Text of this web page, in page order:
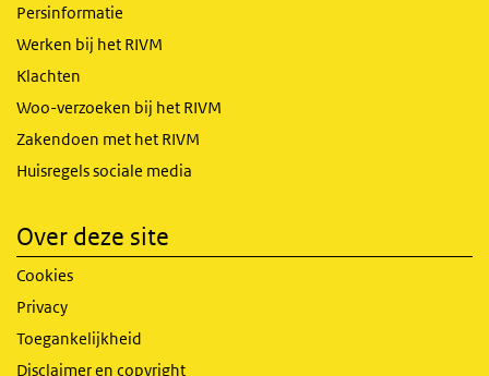
Persinformatie
Werken bij het RIVM
Klachten
Woo-verzoeken bij het RIVM
Zakendoen met het RIVM
Huisregels sociale media
Over deze site
Cookies
Privacy
Toegankelijkheid
Disclaimer en copyright